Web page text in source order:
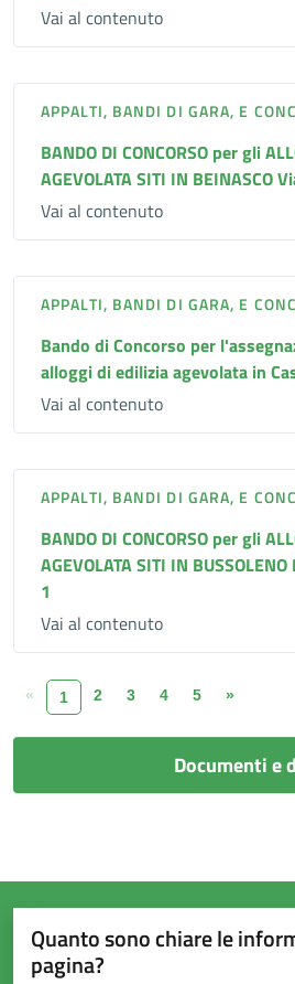
Vai al contenuto
APPALTI, BANDI DI GARA, E
BANDO DI CONCORSO per gli
AGEVOLATA SITI IN BEINASCO
Vai al contenuto
APPALTI, BANDI DI GARA, E
Bando di Concorso per
alloggi di edilizia agevolata in
Vai al contenuto
APPALTI, BANDI DI GARA, E
BANDO DI CONCORSO per gli
AGEVOLATA SITI IN
1
Vai al contenuto
« 1 2 3 4 5 »
Documenti e
Quanto sono chiare le
pagina?